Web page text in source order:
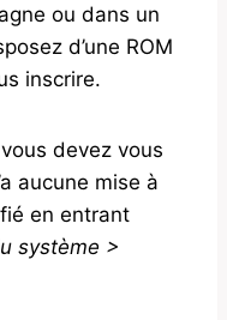
ou dans un
d’une ROM
inscrire.
devez vous
aucune mise à
en entrant
système >